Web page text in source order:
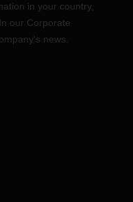
in your country,
our Corporate
news.